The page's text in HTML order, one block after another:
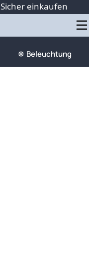
Sicher einkaufen
🔆 Beleuchtung